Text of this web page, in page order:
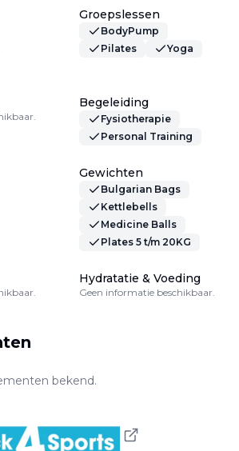
Groepslessen
BodyPump
Pilates
Yoga
Begeleiding
Fysiotherapie
Personal Training
Gewichten
Bulgarian Bags
Kettlebells
Medicine Balls
Plates 5 t/m 20KG
Hydratatie & Voeding
Geen informatie beschikbaar.
bekend.